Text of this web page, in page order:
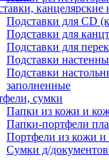
канцелярские
Подставки для CD
Подставки для
Подставки для
Подставки
Подставки
заполненные
сумки
Папки из кожи и
Папки-портфели
Портфели из кожи и
Сумки д/документов